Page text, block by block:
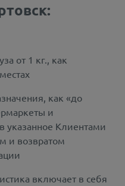
от 1 кг., как
как «до
и
указанное Клиентами
и возвратом
включает в себя